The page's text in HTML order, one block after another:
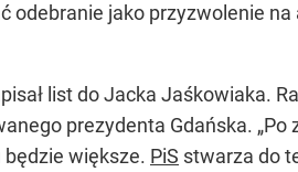
jako przyzwolenie
list do Jacka Jaśkowiaka.
prezydenta Gdańska.
większe. PiS stwarza do